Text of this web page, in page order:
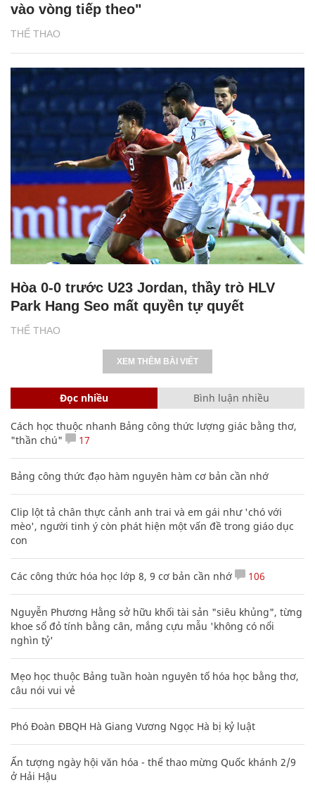
THỂ THAO
vào vòng tiếp theo"
THỂ THAO
Hòa 0-0 trước U23 Jordan, thầy trò HLV
Park Hang Seo mất quyền tự quyết
XEM THÊM BÀI VIẾT
Đọc nhiều Bình luận nhiều
Cách học thuộc nhanh Bảng công thức lượng giác bằng thơ,
"thần chú"
17
Bảng công thức đạo hàm nguyên hàm cơ bản cần nhớ
Clip lột tả chân thực cảnh anh trai và em gái như 'chó với
mèo', người tinh ý còn phát hiện một vấn đề trong giáo dục
con
Các công thức hóa học lớp 8, 9 cơ bản cần nhớ 106
Nguyễn Phương Hằng sở hữu khối tài sản "siêu khủng", từng
khoe sổ đỏ tính bằng cân, mắng cựu mẫu 'không có nổi
nghìn tỷ'
Mẹo học thuộc Bảng tuần hoàn nguyên tố hóa học bằng thơ,
câu nói vui vẻ
Phó Đoàn ĐBQH Hà Giang Vương Ngọc Hà bị kỷ luật
Ấn tượng ngày hội văn hóa - thể thao mừng Quốc khánh 2/9
ở Hải Hậu